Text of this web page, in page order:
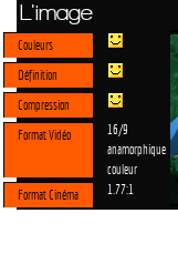
L'image
Couleurs
Définition
Compression
Format Vidéo
16/9
anamorphique
couleur
Format Cinéma
1.77:1